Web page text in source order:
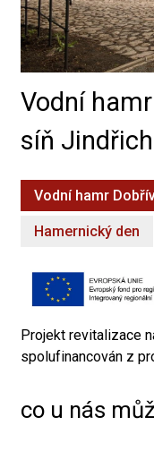
Vodní
síň
Vodní hamr
Hamernický den
Projekt revitalizace
spolufinancován z
co u nás